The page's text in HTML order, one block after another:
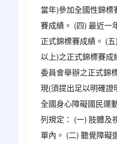
當年)參加全國性錦
賽成績。 (四) 最近一
正式錦標賽成績。 (
以上)之正式錦標賽成
委員會舉辦之正式錦
現(須提出足以明確
全國身心障礙國民運
列規定： (一) 肢體及
單內。 (二) 聽覺障礙